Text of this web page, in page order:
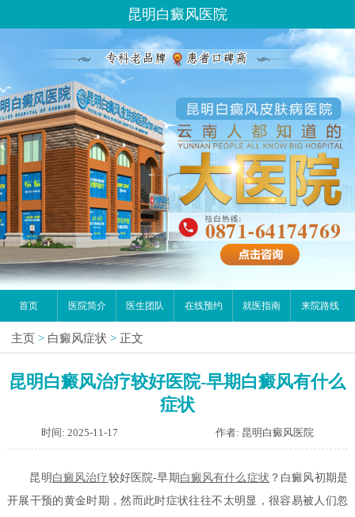
昆明白癜风医院
首页 医院简介 医生团队 在线预约 就医指南 来院路线
主页 > 白癜风症状 > 正文
昆明白癜风治疗较好医院-早期白癜风有什么
症状
时间: 2025-11-17 作者: 昆明白癜风医院
昆明 白癜风治疗较好医院-早期 白癜风有什么症状 ？白癜风初期是
开展干预的黄金时期，然而此时症状往往不太明显，很容易被人们忽